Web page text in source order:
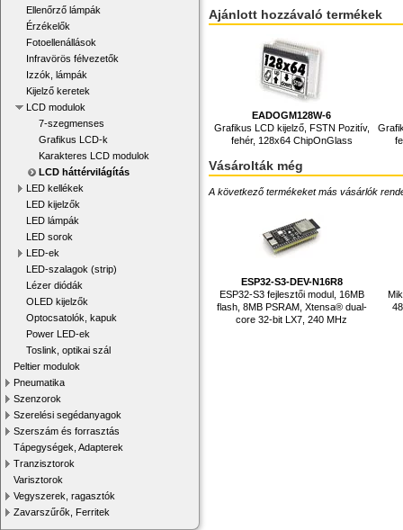
Ellenőrző lámpák
Érzékelők
Fotoellenállások
Infravörös félvezetők
Izzók, lámpák
Kijelző keretek
LCD modulok
7-szegmenses
Grafikus LCD-k
Karakteres LCD modulok
LCD háttérvilágítás
LED kellékek
LED kijelzők
LED lámpák
LED sorok
LED-ek
LED-szalagok (strip)
Lézer diódák
OLED kijelzők
Optocsatolók, kapuk
Power LED-ek
Toslink, optikai szál
Peltier modulok
Pneumatika
Szenzorok
Szerelési segédanyagok
Szerszám és forrasztás
Tápegységek, Adapterek
Tranzisztorok
Varisztorok
Vegyszerek, ragasztók
Zavarszűrők, Ferritek
Ajánlott hozzávaló termékek
EADOGM128W-6
Grafikus LCD kijelző, FSTN Pozitív,
fehér, 128x64 ChipOnGlass
Vásárolták még
A következő termékeket más vásárlók
ESP32-S3-DEV-N16R8
ESP32-S3 fejlesztői modul, 16MB
flash, 8MB PSRAM, Xtensa® dual-
core 32-bit LX7, 240 MHz